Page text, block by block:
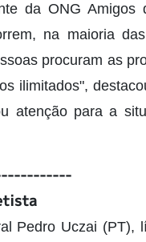
da ONG
na maioria
procuram as
ilimitados",
atenção para a
Pedro Uczai (PT),